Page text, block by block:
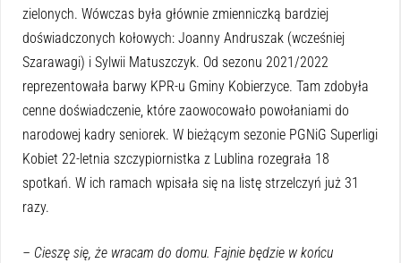
zielonych. Wówczas była głównie zmienniczką bardziej
doświadczonych kołowych: Joanny Andruszak (wcześniej
Szarawagi) i Sylwii Matuszczyk. Od sezonu 2021/2022
reprezentowała barwy KPR-u Gminy Kobierzyce. Tam zdobyła
cenne doświadczenie, które zaowocowało powołaniami do
narodowej kadry seniorek. W bieżącym sezonie PGNiG Superligi
Kobiet 22-letnia szczypiornistka z Lublina rozegrała 18
spotkań. W ich ramach wpisała się na listę strzelczyń już 31
razy.
– Cieszę się, że wracam do domu. Fajnie będzie w końcu